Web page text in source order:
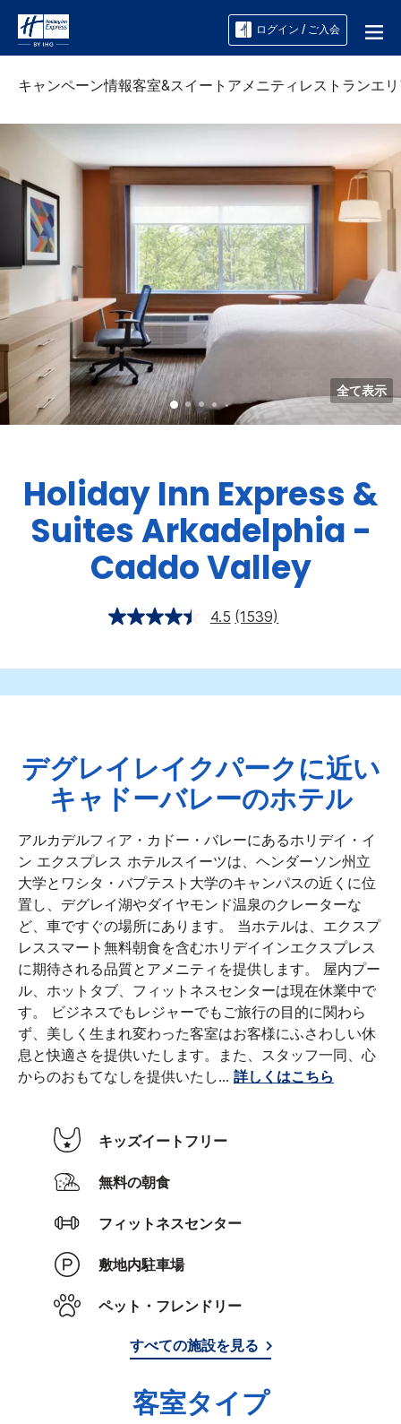
ログイン / ご入会
キャンペーン情報客室&スイート アメニティ レストランエ
全て表示
Holiday Inn Express &
SuitesArkadelphia -
Caddo Valley
4.5 (1539)
デグレイレイクパークに近い
キャドーバレーのホテル
アルカデルフィア・カドー・バレーにあるホリデイ・イ
ン エクスプレス ホテルスイーツは、ヘンダーソン州立
大学とワシタ・バプテスト大学のキャンパスの近くに位
置し、デグレイ湖やダイヤモンド温泉のクレーターな
ど、車ですぐの場所にあります。 当ホテルは、エクスプ
レススマート無料朝食を含むホリデイインエクスプレス
に期待される品質とアメニティを提供します。 屋内プー
ル、ホットタブ、フィットネスセンターは現在休業中で
す。 ビジネスでもレジャーでもご旅行の目的に関わら
ず、美しく生まれ変わった客室はお客様にふさわしい休
息と快適さを提供いたします。また、スタッフ一同、心
からのおもてなしを提供いたし... 詳しくはこちら
キッズイートフリー
無料の朝食
フィットネスセンター
敷地内駐車場
ペット・フレンドリー
すべての施設を見る
客室タイプ